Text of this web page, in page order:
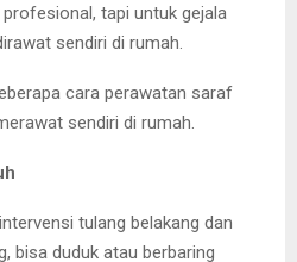
tapi untuk gejala
sendiri di rumah.
cara perawatan saraf
sendiri di rumah.
tulang belakang dan
bisa duduk atau berbaring